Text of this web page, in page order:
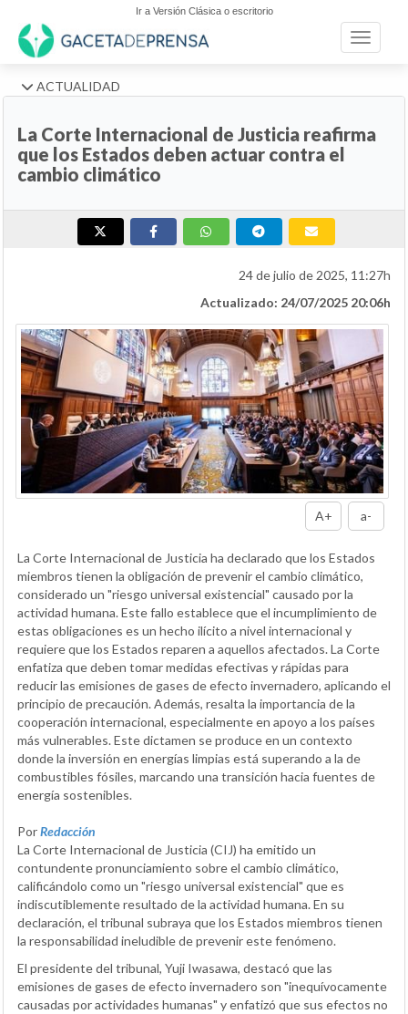
Ir a Versión Clásica o escritorio
Toggle
ACTUALIDAD
La Corte Internacional de Justicia reafirma
que los Estados deben actuar contra el
cambio climático
24 de julio de 2025, 11:27h
Actualizado: 24/07/2025 20:06h
A+ a-
La Corte Internacional de Justicia ha declarado que los Estados
miembros tienen la obligación de prevenir el cambio climático,
considerado un "riesgo universal existencial" causado por la
actividad humana. Este fallo establece que el incumplimiento de
estas obligaciones es un hecho ilícito a nivel internacional y
requiere que los Estados reparen a aquellos afectados. La Corte
enfatiza que deben tomar medidas efectivas y rápidas para
reducir las emisiones de gases de efecto invernadero, aplicando el
principio de precaución. Además, resalta la importancia de la
cooperación internacional, especialmente en apoyo a los países
más vulnerables. Este dictamen se produce en un contexto
donde la inversión en energías limpias está superando a la de
combustibles fósiles, marcando una transición hacia fuentes de
energía sostenibles.
PorRedacción
La Corte Internacional de Justicia (CIJ) ha emitido un
contundente pronunciamiento sobre el cambio climático,
calificándolo como un "riesgo universal existencial" que es
indiscutiblemente resultado de la actividad humana. En su
declaración, el tribunal subraya que los Estados miembros tienen
la responsabilidad ineludible de prevenir este fenómeno.
El presidente del tribunal, Yuji Iwasawa, destacó que las
emisiones de gases de efecto invernadero son "inequívocamente
causadas por actividades humanas" y enfatizó que sus efectos no